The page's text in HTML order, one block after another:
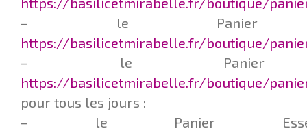
– le Panier
https://basilicetmirabelle.fr/boutique/
– le Panier
https://basilicetmirabelle.fr/boutique/
pour tous les jours :
– le Panier